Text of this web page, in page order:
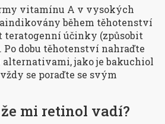
vitamínu A v vysokých
během těhotenství
teratogenní účinky (způsobit
dobu těhotenství nahraďte
jako je bakuchiol
se poraďte se svým
mi retinol vadí?